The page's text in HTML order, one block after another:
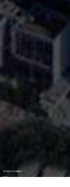
关于BEATS官网数码
ESG